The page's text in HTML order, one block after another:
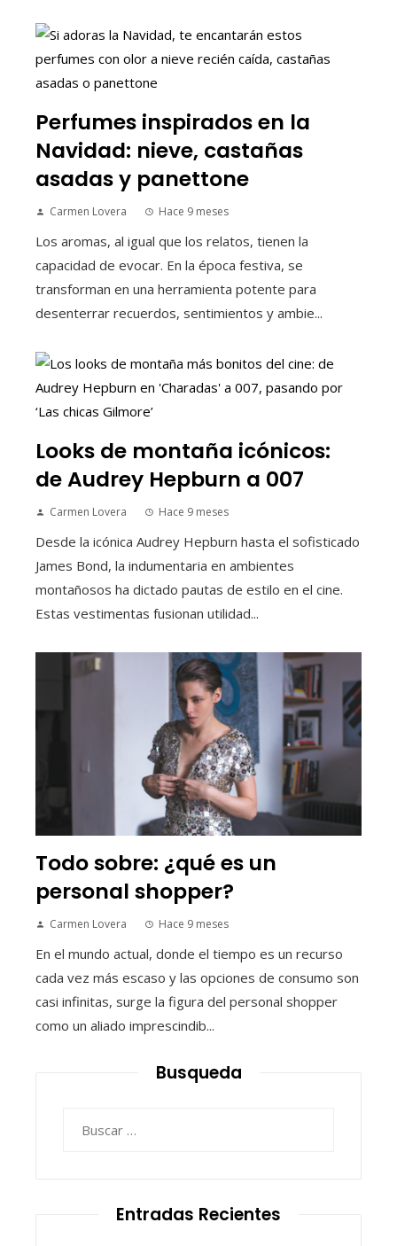
Perfumes inspirados en la
Navidad: nieve, castañas
asadas y panettone
Carmen Lovera Hace 9 meses
Los aromas, al igual que los relatos, tienen la
capacidad de evocar. En la época festiva, se
transforman en una herramienta potente para
desenterrar recuerdos, sentimientos y ambie...
Looks de montaña icónicos:
de Audrey Hepburn a 007
Carmen Lovera Hace 9 meses
Desde la icónica Audrey Hepburn hasta el sofisticado
James Bond, la indumentaria en ambientes
montañosos ha dictado pautas de estilo en el cine.
Estas vestimentas fusionan utilidad...
Todo sobre: ¿qué es un
personal shopper?
Carmen Lovera Hace 9 meses
En el mundo actual, donde el tiempo es un recurso
cada vez más escaso y las opciones de consumo son
casi infinitas, surge la figura del personal shopper
como un aliado imprescindib...
Busqueda
Entradas Recientes